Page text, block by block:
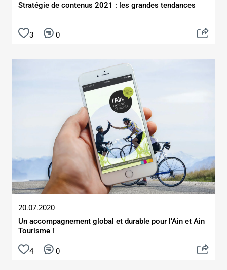
Stratégie de contenus 2021 : les grandes tendances
3 0
20.07.2020
Un accompagnement global et durable pour l’Ain et Ain
Tourisme !
4 0